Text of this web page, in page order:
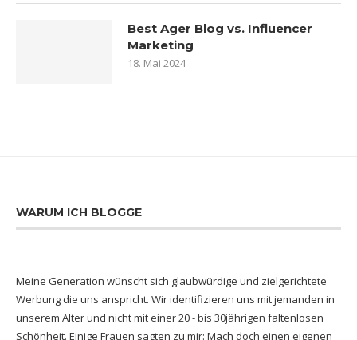
Best Ager Blog vs. Influencer
Marketing
18. Mai 2024
WARUM ICH BLOGGE
Meine Generation wünscht sich glaubwürdige und zielgerichtete
Werbung die uns anspricht. Wir identifizieren uns mit jemanden in
unserem Alter und nicht mit einer 20 - bis 30jährigen faltenlosen
Schönheit. Einige Frauen sagten zu mir: Mach doch einen eigenen